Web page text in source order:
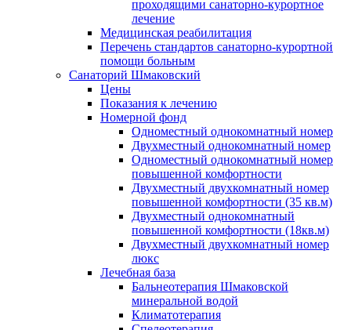
проходящими санаторно-курортное
лечение
Медицинская реабилитация
Перечень стандартов санаторно-курортной
помощи больным
Санаторий Шмаковский
Цены
Показания к лечению
Номерной фонд
Одноместный однокомнатный номер
Двухместный однокомнатный номер
Одноместный однокомнатный номер
повышенной комфортности
Двухместный двухкомнатный номер
повышенной комфортности (35 кв.м)
Двухместный однокомнатный
повышенной комфортности (18кв.м)
Двухместный двухкомнатный номер
люкс
Лечебная база
Бальнеотерапия Шмаковской
минеральной водой
Климатотерапия